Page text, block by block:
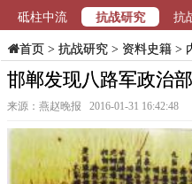
砥柱中流
抗战研究 抗
首页> 抗战研究> 资料史籍>
邯郸发现八路军政治
来源：燕赵晚报 2016-01-31 16:42:48